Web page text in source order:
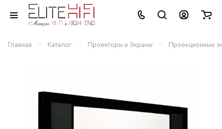
Главная – Каталог – Проекторы и Экраны – Проекционные